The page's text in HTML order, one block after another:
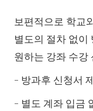
보편적으로 학교
별도의 절차 없이
원하는 강좌 수강
- 방과후 신청서
- 별도 계좌 입금